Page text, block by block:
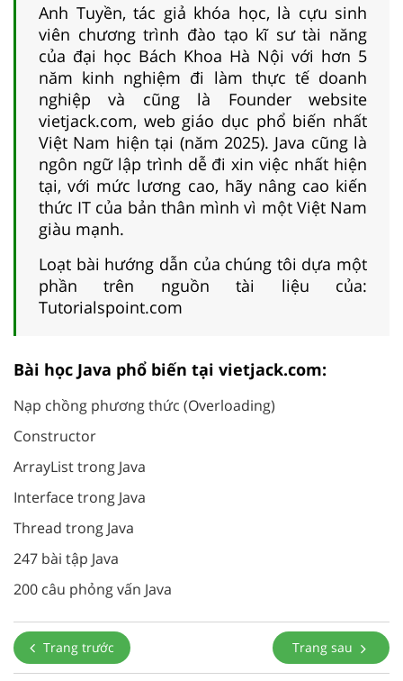
Anh Tuyền, tác giả khóa học, là cựu sinh
viên chương trình đào tạo kĩ sư tài năng
của đại học Bách Khoa Hà Nội với hơn 5
năm kinh nghiệm đi làm thực tế doanh
nghiệp và cũng là Founder website
vietjack.com, web giáo dục phổ biến nhất
Việt Nam hiện tại (năm 2025). Java cũng là
ngôn ngữ lập trình dễ đi xin việc nhất hiện
tại, với mức lương cao, hãy nâng cao kiến
thức IT của bản thân mình vì một Việt Nam
giàu mạnh.
Loạt bài hướng dẫn của chúng tôi dựa một
phần trên nguồn tài liệu của:
Tutorialspoint.com
Bài học Java phổ biến tại vietjack.com:
Nạp chồng phương thức (Overloading)
Constructor
ArrayList trong Java
Interface trong Java
Thread trong Java
247 bài tập Java
200 câu phỏng vấn Java
Trang trước Trang sau